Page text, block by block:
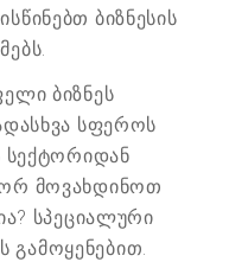
ბიზნესის
ბიზნეს
სფეროს
სექტორიდან
მოვახდინოთ
სპეციალური